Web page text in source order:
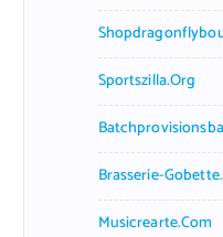
Sportszilla.org
Brasserie-
Musicrearte.com